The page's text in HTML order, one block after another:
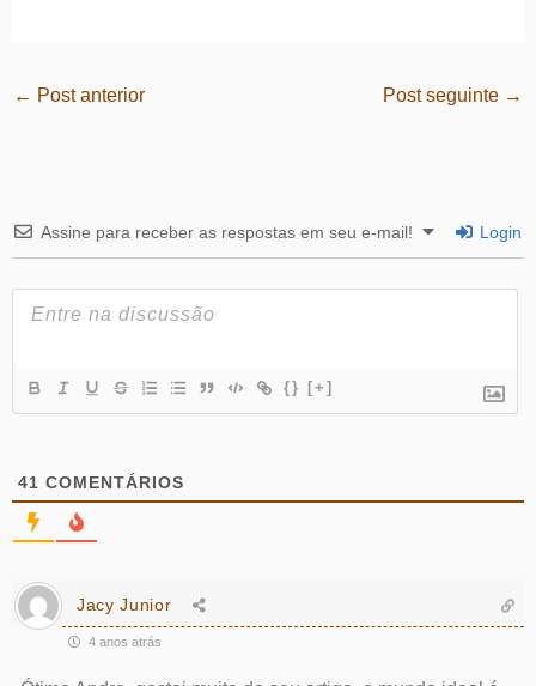
← Post anterior Post seguinte →
Assine para receber as respostas em seu e-mail! Login
{} [+]
41 COMENTÁRIOS
Jacy Junior
4 anos atrás